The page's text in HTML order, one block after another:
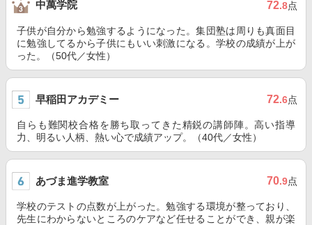
中萬学院 72.8点
子供が自分から勉強するようになった。集団塾は周りも真面目
に勉強してるから子供にもいい刺激になる。学校の成績が上が
った。（50代／女性）
早稲田アカデミー 72.6点
自らも難関校合格を勝ち取ってきた精鋭の講師陣。高い指導
力、明るい人柄、熱い心で成績アップ。（40代／女性）
あづま進学教室 70.9点
学校のテストの点数が上がった。勉強する環境が整っており、
先生にわからないところのケアなど任せることができ、親が楽